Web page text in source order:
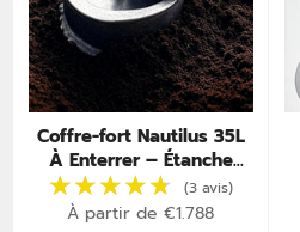
★★★★★
★★★★★ (17 avis)
Coffre-fort Nautilus 35L
À Enterrer – Étanche
IP67 – Invisible &
Inviolable
À partir de €1.788